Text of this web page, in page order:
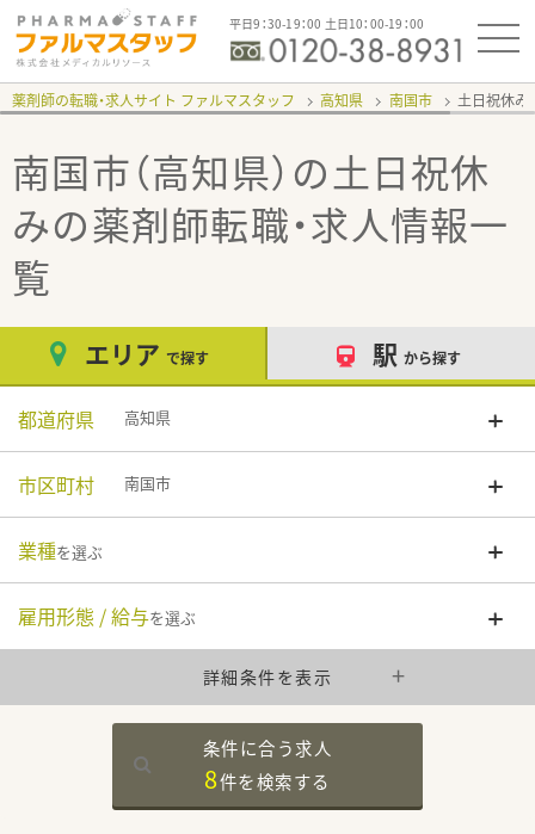
平日9：30-19：00 土日10：00-19：00
薬剤師の転職・求人サイト ファルマスタッフ 高知県 南国市 土日祝休み
南国市（高知県）の土日祝休
みの薬剤師転職・求人情報一
覧
エリア で探す 駅 から探す
都道府県 高知県
市区町村 南国市
業種を選ぶ
雇用形態 / 給与を選ぶ
詳細条件を表示
条件に合う求人
8件を検索する